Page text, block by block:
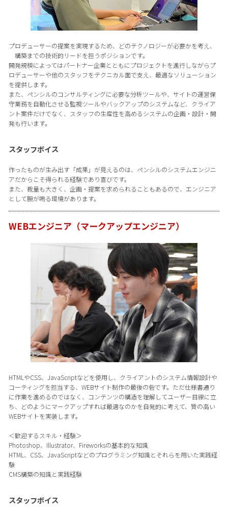
プロデューサーの提案を実現するため、どのテクノロジーが必要かを考え、
構築までの技術的リードを担うポジションです。
開発規模によってはパートナー企業とともにプロジェクトを進行しながらプ
ロデューサーや他のスタッフをテクニカル面で支え、最適なソリューション
を提供します。
また、ペンシルのコンサルティングに必要な分析ツールや、サイトの運営保
守業務を自動化させる監視ツールやバックアップのシステムなど、クライア
ント案件だけでなく、スタッフの生産性を高めるシステムの企画・設計・開
発も行います。
スタッフボイス
作ったものが生み出す「成果」が見えるのは、ペンシルのシステムエンジニ
アだからこそ得られる経験であり喜びです。
また、裁量も大きく、企画・提案を求められることもあるので、エンジニア
として腕が鳴る環境があります。
WEBエンジニア（マークアップエンジニア）
HTMLやCSS、JavaScriptなどを使用し、クライアントのシステム情報設計や
コーティングを担当する、WEBサイト制作の最後の砦です。ただ仕様書通り
に作業を進めるのではなく、コンテンツの構造を理解してユーザー目線に立
ち、どのようにマークアップすれば最適なのかを自発的に考えて、質の高い
WEBサイトを実装します。
＜歓迎するスキル・経験＞
Photoshop、Illustrator、Fireworksの基本的な知識
HTML、CSS、JavaScriptなどのプログラミング知識とそれらを用いた実践経
験
CMS構築の知識と実践経験
スタッフボイス